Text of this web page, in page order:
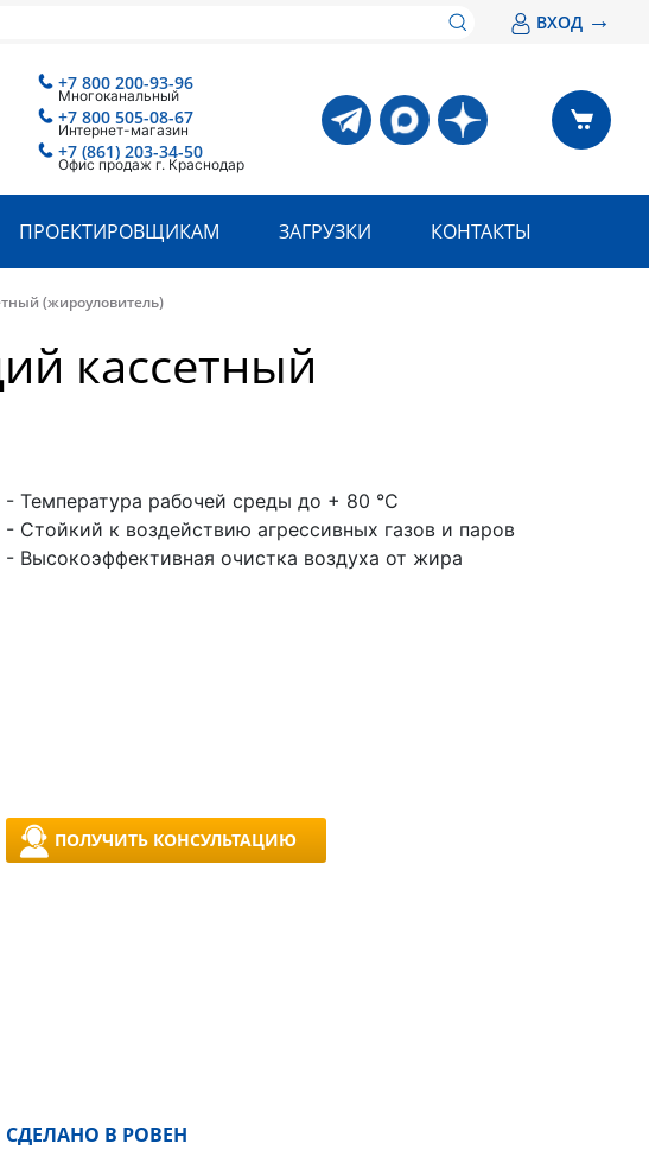
ВХОД →
+7 800 200-93-96
Многоканальный
+7 800 505-08-67
Интернет-магазин
+7 (861) 203-34-50
Офис продаж г. Краснодар
ПРОЕКТИРОВЩИКАМ ЗАГРУЗКИ КОНТАКТЫ
(жироуловитель)
кассетный
- Температура рабочей среды до + 80 °С
- Стойкий к воздействию агрессивных газов и паров
- Высокоэффективная очистка воздуха от жира
ПОЛУЧИТЬ КОНСУЛЬТАЦИЮ
СДЕЛАНО В РОВЕН